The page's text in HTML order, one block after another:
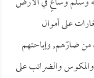
على أموال
من ضارّهم, وإباحتهم
والضرائب على